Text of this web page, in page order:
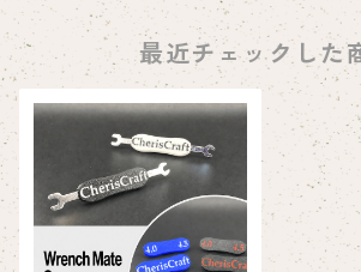
最近チェックした